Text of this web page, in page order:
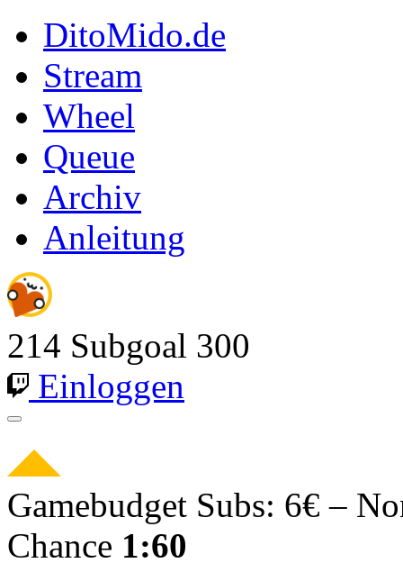
DitoMido.de
Stream
Wheel
Queue
Archiv
Anleitung
214 Subgoal 300
Einloggen
Gamebudget Subs: 6€ –
Chance 1:60